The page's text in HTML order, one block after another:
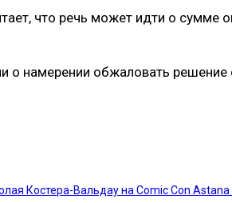
что речь может идти о сумме
о намерении обжаловать решение